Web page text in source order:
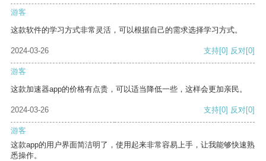
游客
这款软件的学习方式非常灵活，可以根据自己的需求选择学习方式。
2024-03-26 支持[0] 反对[0]
游客
这款加速器app的价格有点贵，可以适当降低一些，这样会更加亲民。
2024-03-26 支持[0] 反对[0]
游客
这款app的用户界面简洁明了，使用起来非常容易上手，让我能够快速熟
悉操作。